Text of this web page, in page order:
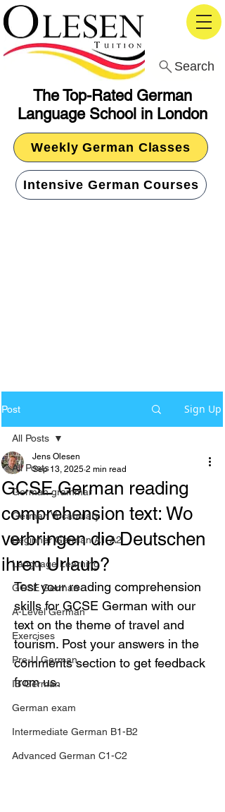
The Top-Rated German
Language School in London
Search
Weekly German Classes
Intensive German Courses
Post Sign Up
All Posts
German grammar
German Vocabulary
Beginner German A1-A2
Language Learning
GCSE German
A-Level German
Exercises
Pre-U German
IB German
German exam
Intermediate German B1-B2
Advanced German C1-C2
All Posts
GCSE German reading
comprehension text: Wo
verbringen die Deutschen
ihren Urlaub?
Jens Olesen
Sep 13, 2025 2 min read
Test your reading comprehension
skills for GCSE German with our
text on the theme of travel and
tourism. Post your answers in the
comments section to get feedback
from us.